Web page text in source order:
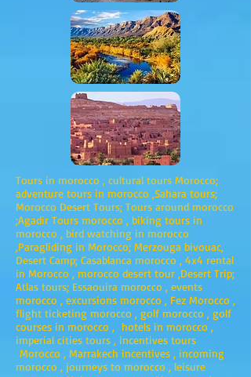
Tours in morocco , cultural tours Morocco;
adventure tours in morocco ,Sahara tours;
Morocco Desert Tours; Tours around morocco
;Agadir Tours morocco , biking tours in
morocco , bird watching in morocco
,Paragliding in Morocco; Merzouga bivouac,
Desert Camp; Casablanca morocco , 4x4 rental
in Morocco , morocco desert tour ,Desert Trip;
Atlas tours; Essaouira morocco , events
morocco , excursions morocco , Fez Morocco ,
flight ticketing morocco , golf morocco , golf
courses in morocco , hotels in morocco ,
imperial cities tours , incentives tours
Morocco , Marrakech incentives , incoming
morocco , journeys to morocco , leisure